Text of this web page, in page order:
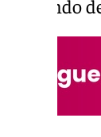
sumando